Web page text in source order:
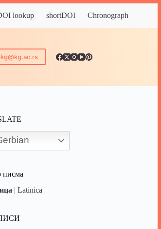
lookup shortDOI Chronograph
писма
|Latinica